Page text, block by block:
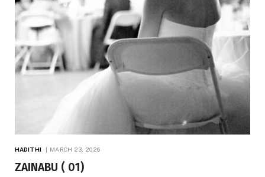
HADITHI MARCH 23, 2026
ZAINABU ( 01)